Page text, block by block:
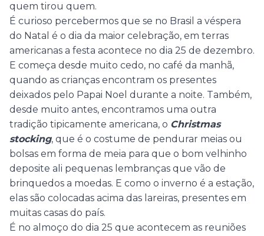
quem tirou quem.
É curioso percebermos que se no Brasil a véspera
do Natal é o dia da maior celebração, em terras
americanas a festa acontece no dia 25 de dezembro.
E começa desde muito cedo, no café da manhã,
quando as crianças encontram os presentes
deixados pelo Papai Noel durante a noite. Também,
desde muito antes, encontramos uma outra
tradição tipicamente americana, o Christmas
stocking, que é o costume de pendurar meias ou
bolsas em forma de meia para que o bom velhinho
deposite ali pequenas lembranças que vão de
brinquedos a moedas. E como o inverno é a estação,
elas são colocadas acima das lareiras, presentes em
muitas casas do país.
É no almoço do dia 25 que acontecem as reuniões